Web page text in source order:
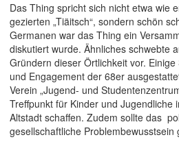
Das Thing spricht sich nicht etwa wie
gezierten „Tiäitsch“, sondern schön
Germanen war das Thing ein
diskutiert wurde. Ähnliches schwebte
Gründern dieser Örtlichkeit vor.
und Engagement der 68er
Verein „Jugend- und
Treffpunkt für Kinder und Jugendliche
Altstadt schaffen. Zudem sollte das
gesellschaftliche Problembewusstsein